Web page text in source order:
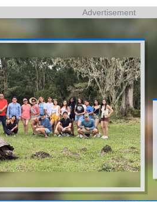
Advertisement